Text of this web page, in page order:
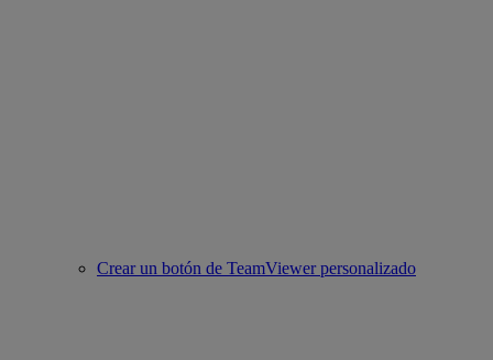
Crear un botón de TeamViewer personalizado